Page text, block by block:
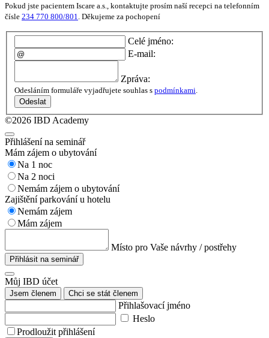
Pokud jste pacientem Iscare a.s., kontaktujte prosím naší recepci na telefonním
čísle 234 770 800/801 . Děkujeme za pochopení
Celé jméno:
E-mail:
Zpráva:
Odesláním formuláře vyjadřujete souhlas s podmínkami.
Odeslat
©2026 IBD Academy
Přihlášení na seminář
Mám zájem o ubytování
Na 1 noc
Na 2 noci
Nemám zájem o ubytování
Zajištění parkování u hotelu
Nemám zájem
Mám zájem
Místo pro Vaše návrhy / postřehy
Přihlásit na seminář
Můj IBD účet
Jsem členem Chci se stát členem
Přihlašovací jméno
Heslo
Prodloužit přihlášení